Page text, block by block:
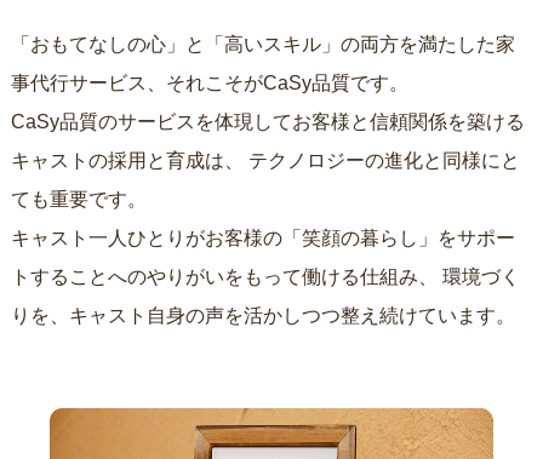
「おもてなしの心」と「高いスキル」の両方を満たした家
事代行サービス、それこそがCaSy品質です。
CaSy品質のサービスを体現してお客様と信頼関係を築ける
キャストの採用と育成は、
ても重要です。
キャスト一人ひとりがお客様の「笑顔の暮らし」をサポー
トすることへのやりがいをもって働ける仕組み、
りを、キャスト自身の声を活かしつつ整え続けています。